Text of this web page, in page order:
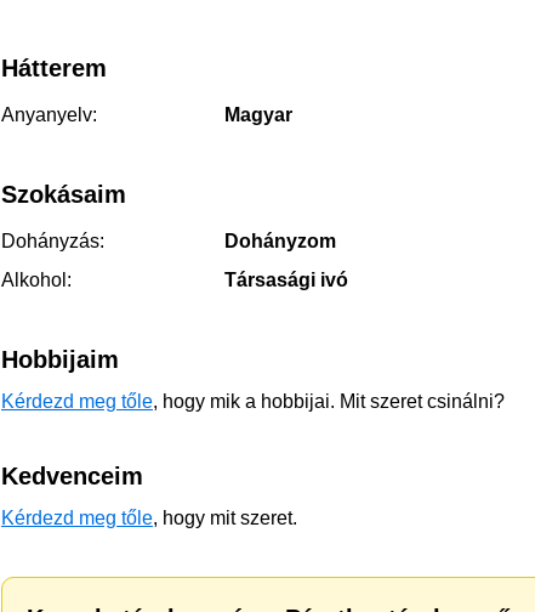
Hátterem
Anyanyelv: Magyar
Szokásaim
Dohányzás:
Dohányzom
Alkohol:
Társasági ivó
Hobbijaim
Kérdezd meg tőle, hogy mik a hobbijai. Mit szeret csinálni?
Kedvenceim
Kérdezd meg tőle, hogy mit szeret.